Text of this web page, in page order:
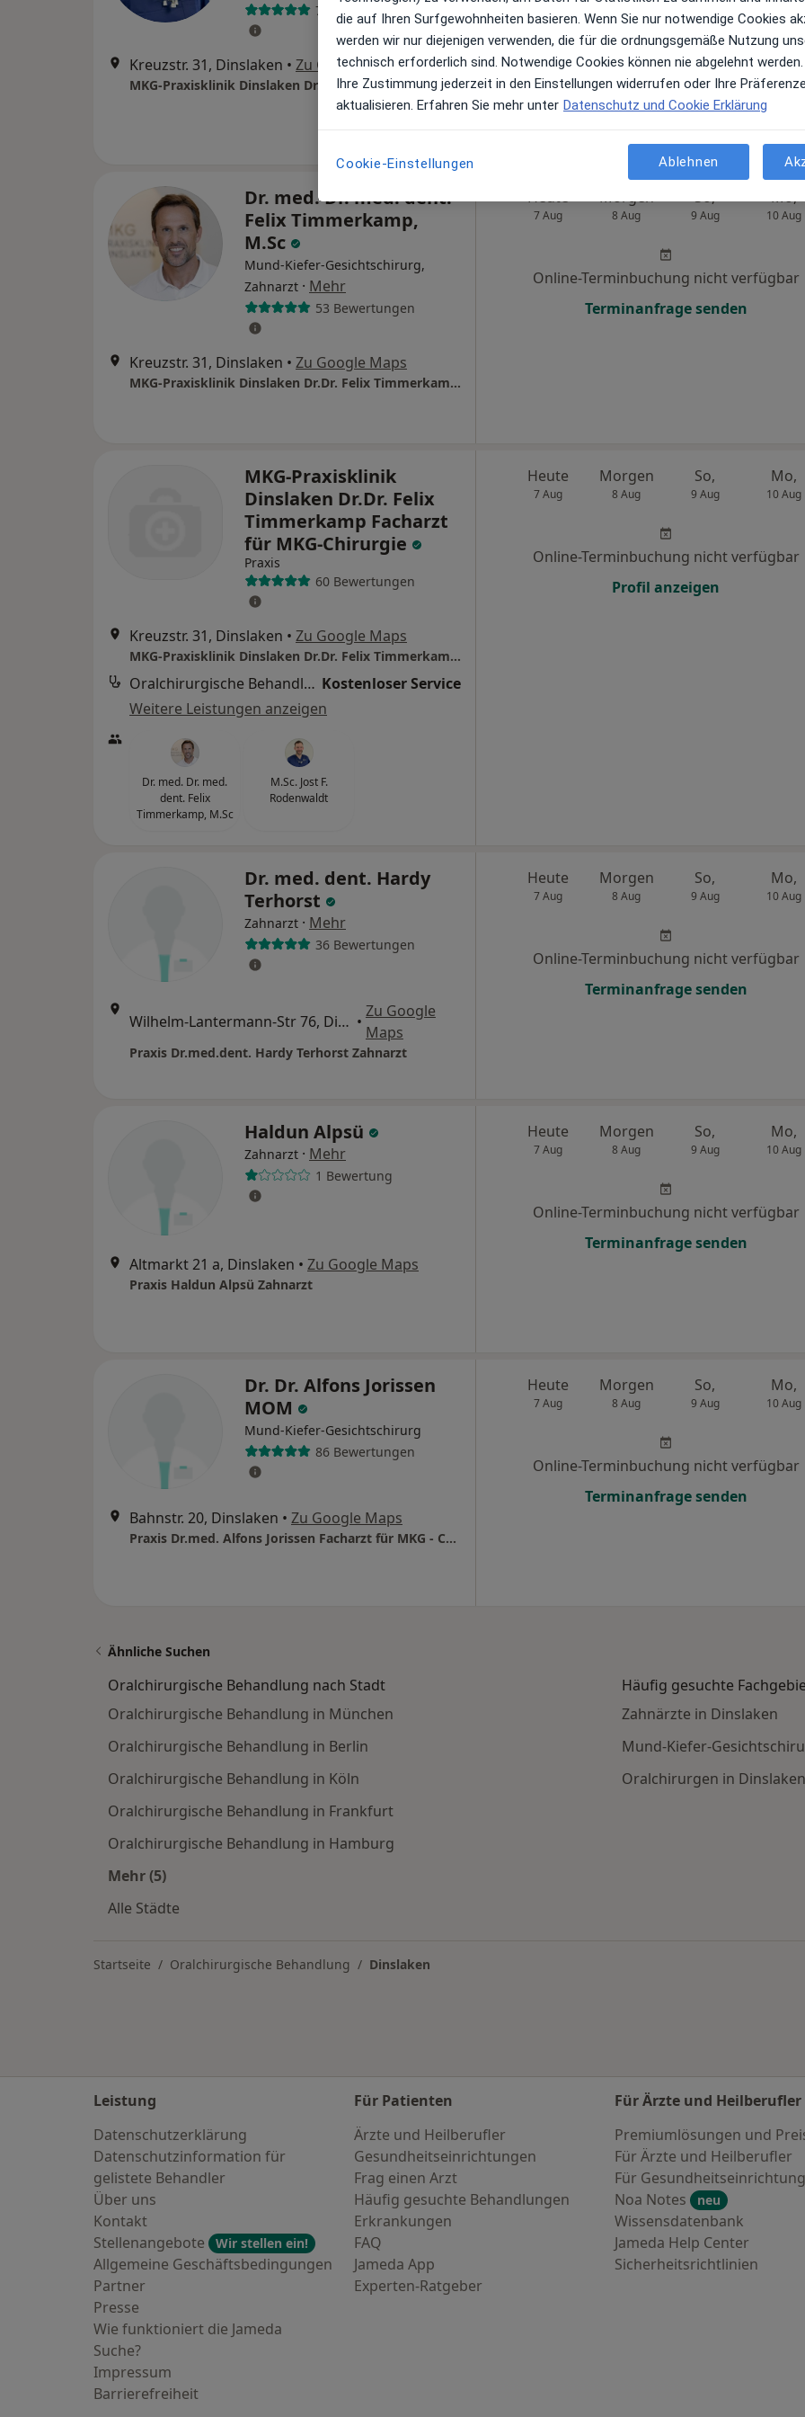
7 Bewertungen
Kreuzstr. 31, Dinslaken • Zu Google Maps
MKG-Praxisklinik Dinslaken Dr.Dr. Felix Timmerkamp Facharzt für MKG-Chirurgie
Terminanfrage senden
Dr. med. Dr. med. dent.
Felix Timmerkamp,
M.Sc
Mund-Kiefer-Gesichtschirurg,
Zahnarzt · Mehr
53 Bewertungen
Kreuzstr. 31, Dinslaken • Zu Google Maps
MKG-Praxisklinik Dinslaken Dr.Dr. Felix Timmerkamp Facharzt für MKG-Chirurgie
Heute
7 Aug
Morgen
8 Aug
So,
9 Aug
Mo,
10 Aug
Online-Terminbuchung nicht verfügbar
Terminanfrage senden
MKG-Praxisklinik
Dinslaken Dr.Dr. Felix
Timmerkamp Facharzt
für MKG-Chirurgie
Praxis
60 Bewertungen
Kreuzstr. 31, Dinslaken • Zu Google Maps
MKG-Praxisklinik Dinslaken Dr.Dr. Felix Timmerkamp Facharzt für MKG-Chirurgie
Oralchirurgische Behandlung Kostenloser Service
Weitere Leistungen anzeigen
Dr. med. Dr. med.
dent. Felix
Timmerkamp, M.Sc
M.Sc. Jost F.
Rodenwaldt
Heute
7 Aug
Morgen
8 Aug
So,
9 Aug
Mo,
10 Aug
Online-Terminbuchung nicht verfügbar
Profil anzeigen
Dr. med. dent. Hardy
Terhorst
Zahnarzt · Mehr
36 Bewertungen
Wilhelm-Lantermann-Str 76, Dinslaken •
Zu Google
Maps
Praxis Dr.med.dent. Hardy Terhorst Zahnarzt
Heute
7 Aug
Morgen
8 Aug
So,
9 Aug
Mo,
10 Aug
Online-Terminbuchung nicht verfügbar
Terminanfrage senden
Haldun Alpsü
Zahnarzt · Mehr
1 Bewertung
Altmarkt 21 a, Dinslaken • Zu Google Maps
Praxis Haldun Alpsü Zahnarzt
Heute
7 Aug
Morgen
8 Aug
So,
9 Aug
Mo,
10 Aug
Online-Terminbuchung nicht verfügbar
Terminanfrage senden
Dr. Dr. Alfons Jorissen
MOM
Mund-Kiefer-Gesichtschirurg
86 Bewertungen
Bahnstr. 20, Dinslaken • Zu Google Maps
Praxis Dr.med. Alfons Jorissen Facharzt für MKG - Chirurgie
Heute
7 Aug
Morgen
8 Aug
So,
9 Aug
Mo,
10 Aug
Online-Terminbuchung nicht verfügbar
Terminanfrage senden
Ähnliche Suchen
Oralchirurgische Behandlung nach Stadt
Oralchirurgische Behandlung in München
Oralchirurgische Behandlung in Berlin
Oralchirurgische Behandlung in Köln
Oralchirurgische Behandlung in Frankfurt
Oralchirurgische Behandlung in Hamburg
Mehr (5)
Alle Städte
Häufig gesuchte
Zahnärzte in Dinslaken
Mund-Kiefer-
Oralchirurgen in Dinslaken
Startseite Oralchirurgische Behandlung Dinslaken
Leistung
Datenschutzerklärung
Datenschutzinformation für
gelistete Behandler
Über uns
Kontakt
Stellenangebote
Wir stellen ein!
Allgemeine Geschäftsbedingungen
Partner
Presse
Wie funktioniert die Jameda
Suche?
Impressum
Barrierefreiheit
Für Patienten
Ärzte und Heilberufler
Gesundheitseinrichtungen
Frag einen Arzt
Häufig gesuchte Behandlungen
Erkrankungen
FAQ
Jameda App
Experten-Ratgeber
Für Ärzte und Heilberufler
Premiumlösungen und
Für Ärzte und Heilberufler
Für
Noa Notes
neu
Wissensdatenbank
Jameda Help Center
Sicherheitsrichtlinien
die auf Ihren Surfgewohnheiten basieren. Wenn Sie nur notwendige Cookies
werden wir nur diejenigen verwenden, die für die ordnungsgemäße Nutzung
technisch erforderlich sind. Notwendige Cookies können nie abgelehnt werden.
Ihre Zustimmung jederzeit in den Einstellungen widerrufen oder Ihre
aktualisieren. Erfahren Sie mehr unter Datenschutz und Cookie Erklärung
Cookie-Einstellungen Ablehnen